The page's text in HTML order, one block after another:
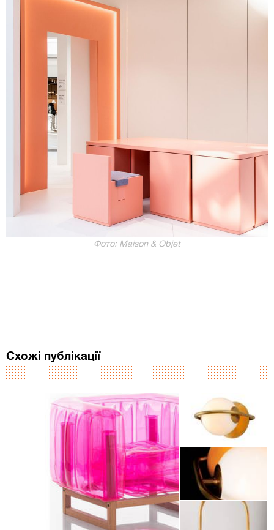
Фото: Maison & Objet
Схожі публікації